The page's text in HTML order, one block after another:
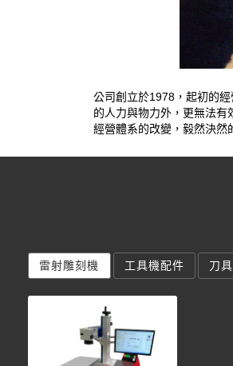
公司創立於1978，起初的
的人力與物力外，更無法
經營體系的改變，毅然決然
雷射雕刻機 工具機配件 刀